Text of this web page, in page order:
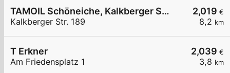
2,019 €
8,2 km
TAMOIL Schöneiche, Kalkberger Str. 189
Kalkberger Str. 189
2,039 €
3,8 km
T Erkner
Am Friedensplatz 1